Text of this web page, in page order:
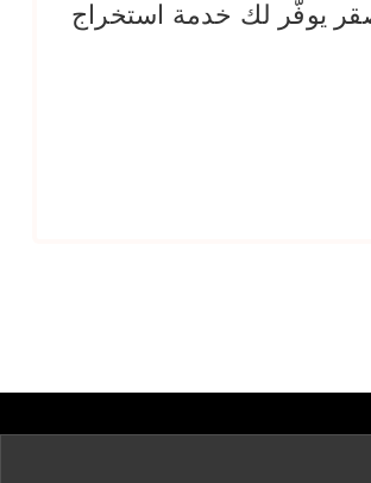
يوفّر لك خدمة استخراج